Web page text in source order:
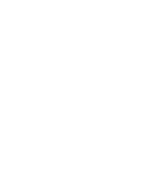
La delegada del
la presentación de los
fortaleza física y
vínculo histórico entre
Málaga, Francisco
que dinamiza la